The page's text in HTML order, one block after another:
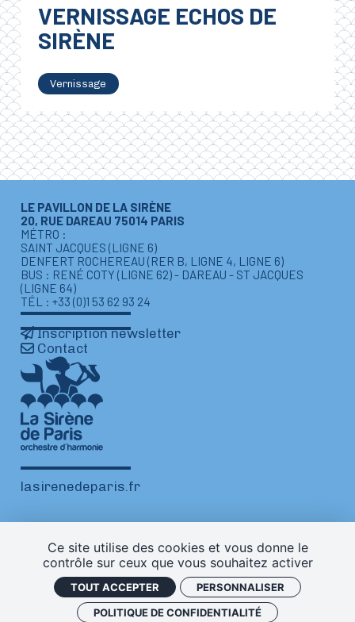
Ce site utilise des cookies et vous donne le
contrôle sur ceux que vous souhaitez activer
TOUT ACCEPTER
PERSONNALISER
POLITIQUE DE CONFIDENTIALITÉ
VERNISSAGE ECHOS DE
SIRÈNE
Vernissage
LE PAVILLON DE LA SIRÈNE
20, RUE DAREAU 75014 PARIS
MÉTRO :
SAINT JACQUES (LIGNE 6)
DENFERT ROCHEREAU (RER B, LIGNE 4, LIGNE 6)
BUS : RENÉ COTY (LIGNE 62) - DAREAU - ST JACQUES
(LIGNE 64)
TÉL : +33 (0)1 53 62 93 24
Inscription newsletter
Contact
lasirenedeparis.fr
Mentions légalesPlan de sitePolitique de confidentialité
Gestion des cookies